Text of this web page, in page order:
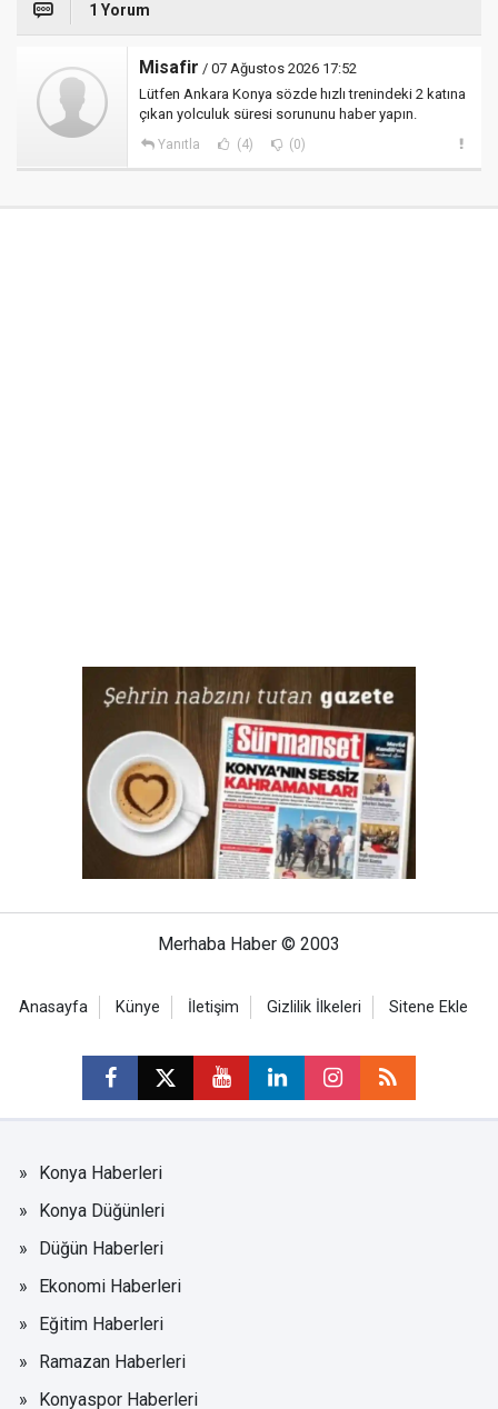
1 Yorum
Misafir / 07 Ağustos 2026 17:52
Lütfen Ankara Konya sözde hızlı trenindeki 2 katına
çıkan yolculuk süresi sorununu haber yapın.
Yanıtla (4) (0)
Merhaba Haber © 2003
Anasayfa Künye İletişim Gizlilik İlkeleri Sitene Ekle
Konya Haberleri
Konya Düğünleri
Düğün Haberleri
Ekonomi Haberleri
Eğitim Haberleri
Ramazan Haberleri
Konyaspor Haberleri